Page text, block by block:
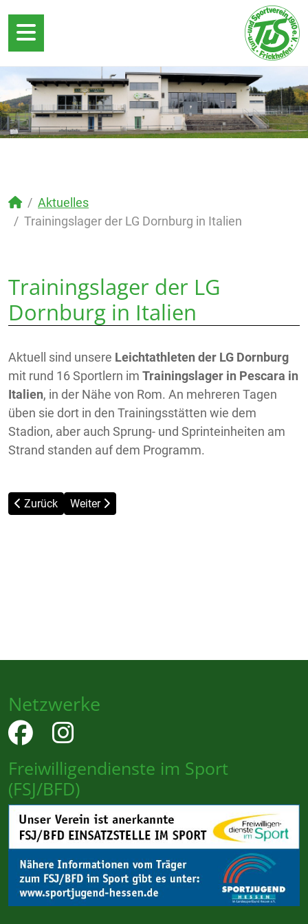
Aktuelles
Trainingslager der LG Dornburg in Italien
Trainingslager der LG
Dornburg in Italien
Aktuell sind unsere Leichtathleten der LG Dornburg
mit rund 16 Sportlern im Trainingslager in Pescara in
Italien, in der Nähe von Rom. An mehreren Tagen
üben sie dort in den Trainingsstätten wie dem
Stadion, aber auch Sprung- und Sprinteinheiten am
Strand standen auf dem Programm.
Vorheriger Beitrag: Der TuS wünscht ein frohes Osterfest!
Zurück Nächster Beitrag: TuS-Sommerfest & Dornburg-
Weiter
Netzwerke
Freiwilligendienste im Sport
(FSJ/BFD)